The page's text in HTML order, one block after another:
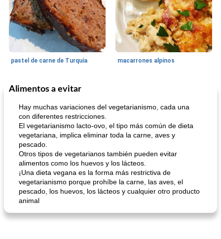
pastel de carne de Turquía macarrones alpinos
Cocina del mundo
mochi fácil Salsa de salchicha picante
Alimentos a evitar
Hay muchas variaciones del vegetarianismo, cada una
con diferentes restricciones.
El vegetarianismo lacto-ovo, el tipo más común de dieta
vegetariana, implica eliminar toda la carne, aves y
pescado.
Otros tipos de vegetarianos también pueden evitar
alimentos como los huevos y los lácteos.
¡Una dieta vegana es la forma más restrictiva de
vegetarianismo porque prohíbe la carne, las aves, el
pescado, los huevos, los lácteos y cualquier otro producto
animal